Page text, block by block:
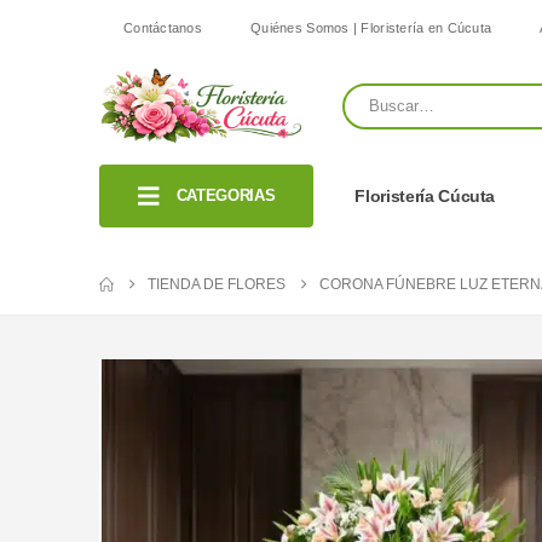
Contáctanos Quiénes Somos | Floristería en Cúcuta
CATEGORIAS Floristería Cúcuta
TIENDA DE FLORES CORONA FÚNEBRE LUZ